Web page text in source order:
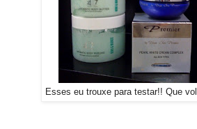
Esses eu trouxe para testar!! Que